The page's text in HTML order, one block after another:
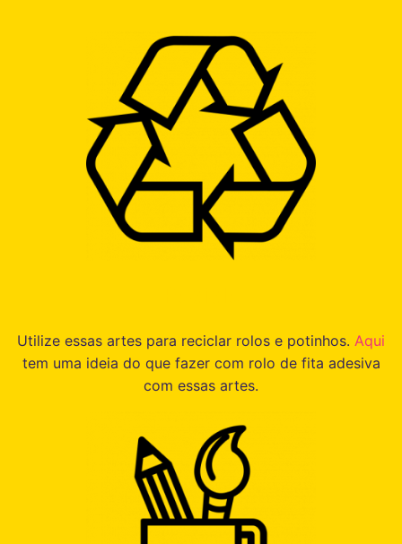
Utilize essas artes para reciclar rolos e potinhos. Aqui
tem uma ideia do que fazer com rolo de fita adesiva
com essas artes.